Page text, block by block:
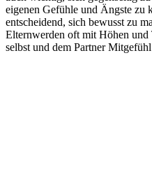
eigenen Gefühle und Ängste zu
entscheidend, sich bewusst zu
Elternwerden oft mit Höhen und
selbst und dem Partner